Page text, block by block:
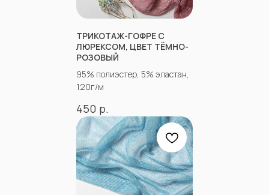
ТРИКОТАЖ-ГОФРЕ С
ЛЮРЕКСОМ, ЦВЕТ ТЁМНО-
РОЗОВЫЙ
95% полиэстер, 5% эластан,
120г/м
450 р.
+7(918)873-53-45Мария
tkani357@yandex.ru
+7(928)364-79-21Александра
КАК СВЯЗАТЬСЯ
СОЦСЕТИ